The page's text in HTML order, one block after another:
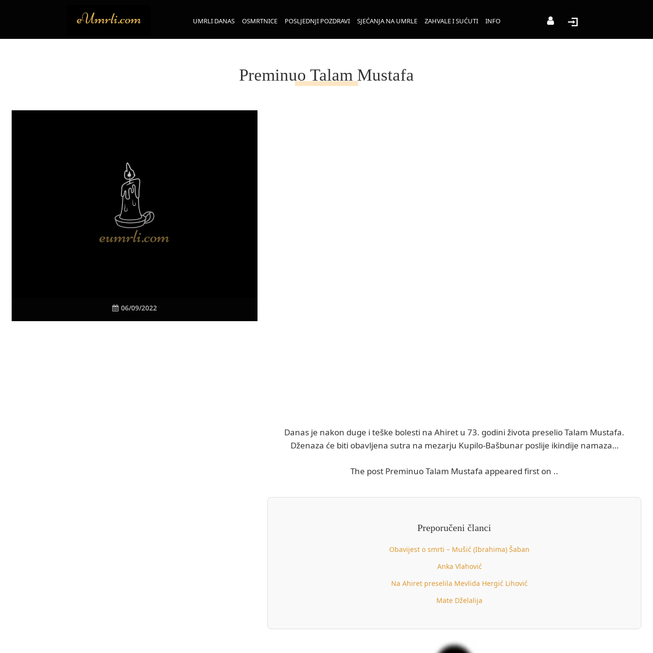
UMRLI DANAS OSMRTNICE POSLJEDNJI POZDRAVI SJEĆANJA NA UMRLE ZAHVALE I SUĆUTI INFO
Preminuo Talam Mustafa
06/09/2022
Danas je nakon duge i teške bolesti na Ahiret u 73. godini života preselio Talam Mustafa.
Dženaza će biti obavljena sutra na mezarju Kupilo-Bašbunar poslije ikindije namaza…
The post Preminuo Talam Mustafa appeared first on ..
Preporučeni članci
Obavijest o smrti – Mušić (Ibrahima) Šaban
Anka Vlahović
Na Ahiret preselila Mevlida Hergić Lihović
Mate Dželalija